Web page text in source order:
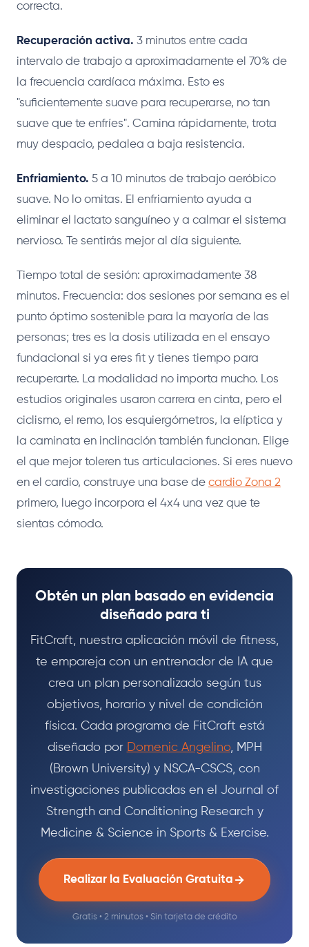
correcta.
Recuperación activa. 3 minutos entre cada
intervalo de trabajo a aproximadamente el 70% de
la frecuencia cardíaca máxima. Esto es
"suficientemente suave para recuperarse, no tan
suave que te enfríes". Camina rápidamente, trota
muy despacio, pedalea a baja resistencia.
Enfriamiento. 5 a 10 minutos de trabajo aeróbico
suave. No lo omitas. El enfriamiento ayuda a
eliminar el lactato sanguíneo y a calmar el sistema
nervioso. Te sentirás mejor al día siguiente.
Tiempo total de sesión: aproximadamente 38
minutos. Frecuencia: dos sesiones por semana es el
punto óptimo sostenible para la mayoría de las
personas; tres es la dosis utilizada en el ensayo
fundacional si ya eres fit y tienes tiempo para
recuperarte. La modalidad no importa mucho. Los
estudios originales usaron carrera en cinta, pero el
ciclismo, el remo, los esquiergómetros, la elíptica y
la caminata en inclinación también funcionan. Elige
el que mejor toleren tus articulaciones. Si eres nuevo
en el cardio, construye una base de cardio Zona 2
primero, luego incorpora el 4x4 una vez que te
sientas cómodo.
Obtén un plan basado en evidencia
diseñado para ti
FitCraft, nuestra aplicación móvil de fitness,
te empareja con un entrenador de IA que
crea un plan personalizado según tus
objetivos, horario y nivel de condición
física. Cada programa de FitCraft está
diseñado por Domenic Angelino, MPH
(Brown University) y NSCA-CSCS, con
investigaciones publicadas en el Journal of
Strength and Conditioning Research y
Medicine & Science in Sports & Exercise.
Realizar la Evaluación Gratuita
Gratis • 2 minutos • Sin tarjeta de crédito